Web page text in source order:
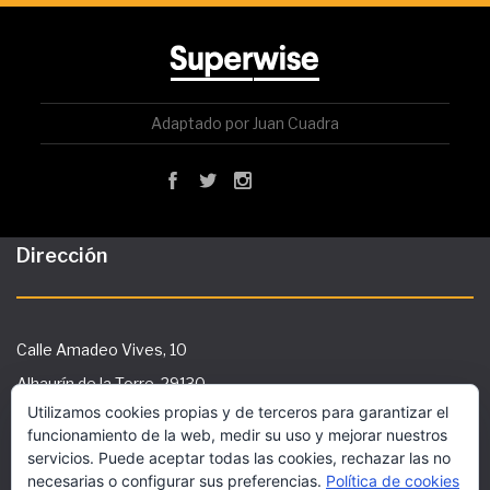
Adaptado por Juan Cuadra
Dirección
Calle Amadeo Vives, 10
Alhaurín de la Torre, 29130
Tlf: 951 29 36 91
secretaria@ies-galileo.com
Utilizamos cookies propias y de terceros para garantizar el
funcionamiento de la web, medir su uso y mejorar nuestros
servicios. Puede aceptar todas las cookies, rechazar las no
necesarias o configurar sus preferencias. Política de cookies